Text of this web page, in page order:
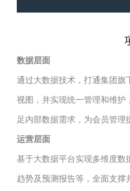
数据层面
通过大数据技术，打通集团旗
视图，并实现统一管理和维护
足内部数据需求，为会员管理
运营层面
基于大数据平台实现多维度数
趋势及预测报告等，全面支撑